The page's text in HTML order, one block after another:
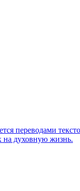
переводами
на духовную жизнь.